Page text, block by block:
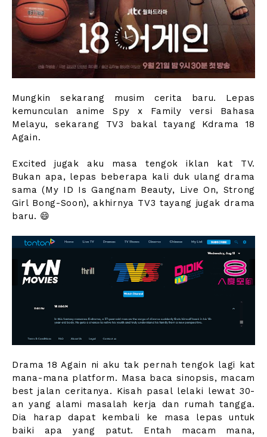
Mungkin sekarang musim cerita baru. Lepas
kemunculan anime Spy x Family versi Bahasa
Melayu, sekarang TV3 bakal tayang Kdrama 18
Again.
Excited jugak aku masa tengok iklan kat TV.
Bukan apa, lepas beberapa kali duk ulang drama
sama (My ID Is Gangnam Beauty, Live On, Strong
Girl Bong-Soon), akhirnya TV3 tayang jugak drama
baru. 😄
Drama 18 Again ni aku tak pernah tengok lagi kat
mana-mana platform. Masa baca sinopsis, macam
best jalan ceritanya. Kisah pasal lelaki lewat 30-
an yang alami masalah kerja dan rumah tangga.
Dia harap dapat kembali ke masa lepas untuk
baiki apa yang patut. Entah macam mana,